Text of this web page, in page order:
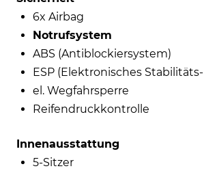
6x Airbag
Notrufsystem
ABS (Antiblockiersystem)
ESP (Elektronisches
el. Wegfahrsperre
Reifendruckkontrolle
Innenausstattung
5-Sitzer